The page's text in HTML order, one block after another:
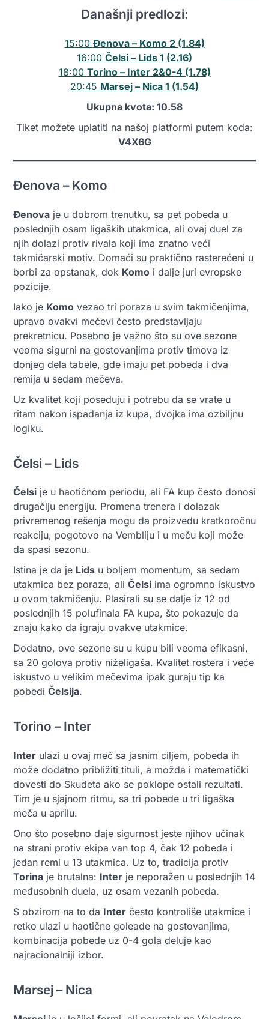
Današnji predlozi:
15:00 Đenova – Komo 2 (1.84)
16:00 Čelsi – Lids 1 (2.16)
18:00 Torino – Inter 2&0-4 (1.78)
20:45 Marsej – Nica 1 (1.54)
Ukupna kvota: 10.58
Tiket možete uplatiti na našoj platformi putem koda:
V4X6G
Đenova – Komo
Đenova je u dobrom trenutku, sa pet pobeda u
poslednjih osam ligaških utakmica, ali ovaj duel za
njih dolazi protiv rivala koji ima znatno veći
takmičarski motiv. Domaći su praktično rasterećeni u
borbi za opstanak, dok Komo i dalje juri evropske
pozicije.
Iako je Komo vezao tri poraza u svim takmičenjima,
upravo ovakvi mečevi često predstavljaju
prekretnicu. Posebno je važno što su ove sezone
veoma sigurni na gostovanjima protiv timova iz
donjeg dela tabele, gde imaju pet pobeda i dva
remija u sedam mečeva.
Uz kvalitet koji poseduju i potrebu da se vrate u
ritam nakon ispadanja iz kupa, dvojka ima ozbiljnu
logiku.
Čelsi – Lids
Čelsi je u haotičnom periodu, ali FA kup često donosi
drugačiju energiju. Promena trenera i dolazak
privremenog rešenja mogu da proizvedu kratkoročnu
reakciju, pogotovo na Vembliju i u meču koji može
da spasi sezonu.
Istina je da je Lids u boljem momentum, sa sedam
utakmica bez poraza, ali Čelsi ima ogromno iskustvo
u ovom takmičenju. Plasirali su se dalje iz 12 od
poslednjih 15 polufinala FA kupa, što pokazuje da
znaju kako da igraju ovakve utakmice.
Dodatno, ove sezone su u kupu bili veoma efikasni,
sa 20 golova protiv niželigaša. Kvalitet rostera i veće
iskustvo u velikim mečevima ipak guraju tip ka
pobedi Čelsija.
Torino – Inter
Inter ulazi u ovaj meč sa jasnim ciljem, pobeda ih
može dodatno približiti tituli, a možda i matematički
dovesti do Skudeta ako se poklope ostali rezultati.
Tim je u sjajnom ritmu, sa tri pobede u tri ligaška
meča u aprilu.
Ono što posebno daje sigurnost jeste njihov učinak
na strani protiv ekipa van top 4, čak 12 pobeda i
jedan remi u 13 utakmica. Uz to, tradicija protiv
Torina je brutalna: Inter je neporažen u poslednjih 14
međusobnih duela, uz osam vezanih pobeda.
S obzirom na to da Inter često kontroliše utakmice i
retko ulazi u haotične goleade na gostovanjima,
kombinacija pobede uz 0-4 gola deluje kao
najracionalniji izbor.
Marsej – Nica